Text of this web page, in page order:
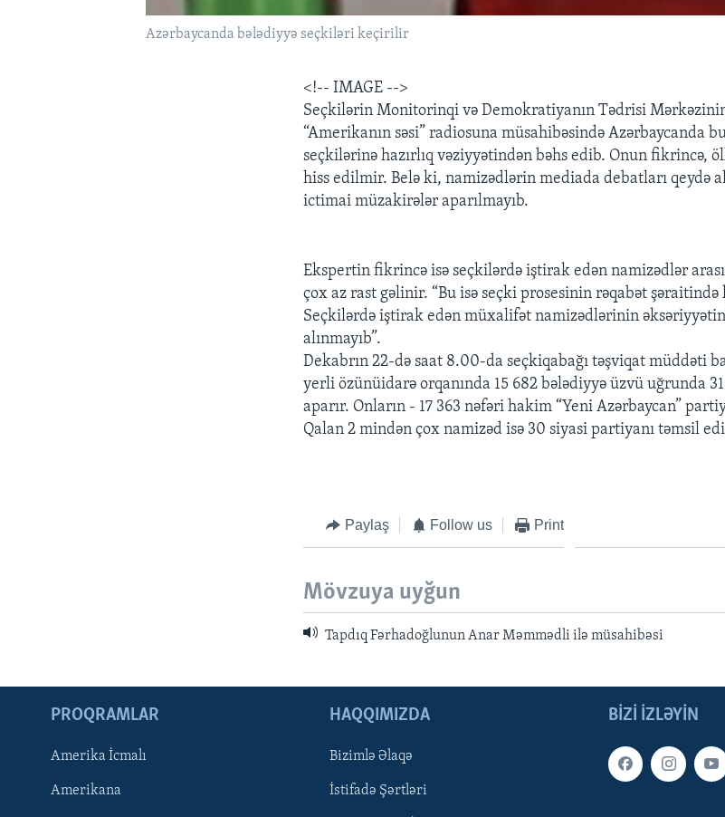
Azərbaycanda bələdiyyə seçkiləri keçirilir
<!-- IMAGE -->
Seçkilərin Monitorinqi və Demokratiyanın Tədrisi
“Amerikanın səsi” radiosuna müsahibəsində Azərbaycanda
seçkilərinə hazırlıq vəziyyətindən bəhs edib. Onun fikrincə,
hiss edilmir. Belə ki, namizədlərin mediada debatları qeydə
ictimai müzakirələr aparılmayıb.
Ekspertin fikrincə isə seçkilərdə iştirak edən namizədlər
çox az rast gəlinir. “Bu isə seçki prosesinin rəqabət
Seçkilərdə iştirak edən müxalifət namizədlərinin
alınmayıb”.
Dekabrın 22-də saat 8.00-da seçkiqabağı təşviqat müddəti
yerli özünüidarə orqanında 15 682 bələdiyyə üzvü uğrunda
aparır. Onların - 17 363 nəfəri hakim “Yeni Azərbaycan”
Qalan 2 mindən çox namizəd isə 30 siyasi partiyanı təmsil
Paylaş Follow us Print
Mövzuya uyğun
Tapdıq Fərhadoğlunun Anar Məmmədli ilə müsahibəsi
BIZI IZLƏYIN
PROQRAMLAR
Amerika İcmalı
Amerikana
HAQQIMIZDA
Bizimlə Əlaqə
İstifadə Şərtləri